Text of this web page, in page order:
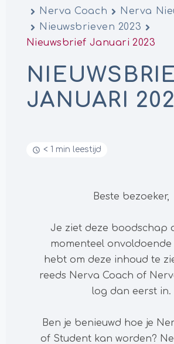
Nerva Coach
Nerva
Nieuwsbrieven 2023
Nieuwsbrief Januari 2023
JANUARI
< 1 min leestijd
Beste bezoeker,
Je ziet deze boodschap
momenteel
hebt om deze inhoud te
reeds Nerva Coach of
log dan eerst in.
Ben je benieuwd hoe je
of Student kan worden?